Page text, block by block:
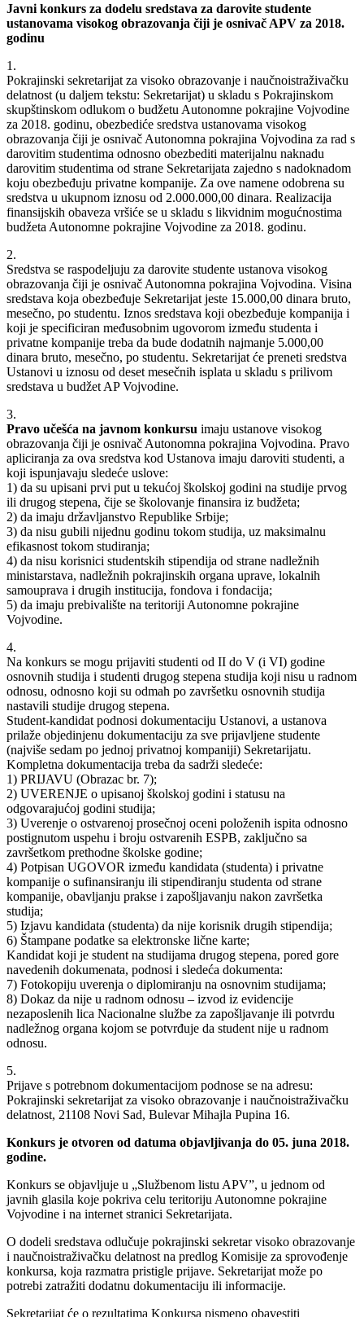
Javni konkurs za dodelu sredstava za darovite studente
ustanovama visokog obrazovanja čiji je osnivač APV za 2018.
godinu
1.
Pokrajinski sekretarijat za visoko obrazovanje i naučnoistraživačku
delatnost (u daljem tekstu: Sekretarijat) u skladu s Pokrajinskom
skupštinskom odlukom o budžetu Autonomne pokrajine Vojvodine
za 2018. godinu, obezbediće sredstva ustanovama visokog
obrazovanja čiji je osnivač Autonomna pokrajina Vojvodina za rad s
darovitim studentima odnosno obezbediti materijalnu naknadu
darovitim studentima od strane Sekretarijata zajedno s nadoknadom
koju obezbeđuju privatne kompanije. Za ove namene odobrena su
sredstva u ukupnom iznosu od 2.000.000,00 dinara. Realizacija
finansijskih obaveza vršiće se u skladu s likvidnim mogućnostima
budžeta Autonomne pokrajine Vojvodine za 2018. godinu.
2.
Sredstva se raspodeljuju za darovite studente ustanova visokog
obrazovanja čiji je osnivač Autonomna pokrajina Vojvodina. Visina
sredstava koja obezbeđuje Sekretarijat jeste 15.000,00 dinara bruto,
mesečno, po studentu. Iznos sredstava koji obezbeđuje kompanija i
koji je specificiran međusobnim ugovorom između studenta i
privatne kompanije treba da bude dodatnih najmanje 5.000,00
dinara bruto, mesečno, po studentu. Sekretarijat će preneti sredstva
Ustanovi u iznosu od deset mesečnih isplata u skladu s prilivom
sredstava u budžet AP Vojvodine.
3.
Pravo učešća na javnom konkursu imaju ustanove visokog
obrazovanja čiji je osnivač Autonomna pokrajina Vojvodina. Pravo
apliciranja za ova sredstva kod Ustanova imaju daroviti studenti, a
koji ispunjavaju sledeće uslove:
1) da su upisani prvi put u tekućoj školskoj godini na studije prvog
ili drugog stepena, čije se školovanje finansira iz budžeta;
2) da imaju državljanstvo Republike Srbije;
3) da nisu gubili nijednu godinu tokom studija, uz maksimalnu
efikasnost tokom studiranja;
4) da nisu korisnici studentskih stipendija od strane nadležnih
ministarstava, nadležnih pokrajinskih organa uprave, lokalnih
samouprava i drugih institucija, fondova i fondacija;
5) da imaju prebivalište na teritoriji Autonomne pokrajine
Vojvodine.
4.
Na konkurs se mogu prijaviti studenti od II do V (i VI) godine
osnovnih studija i studenti drugog stepena studija koji nisu u radnom
odnosu, odnosno koji su odmah po završetku osnovnih studija
nastavili studije drugog stepena.
Student-kandidat podnosi dokumentaciju Ustanovi, a ustanova
prilaže objedinjenu dokumentaciju za sve prijavljene studente
(najviše sedam po jednoj privatnoj kompaniji) Sekretarijatu.
Kompletna dokumentacija treba da sadrži sledeće:
1) PRIJAVU (Obrazac br. 7);
2) UVERENJE o upisanoj školskoj godini i statusu na
odgovarajućoj godini studija;
3) Uverenje o ostvarenoj prosečnoj oceni položenih ispita odnosno
postignutom uspehu i broju ostvarenih ESPB, zaključno sa
završetkom prethodne školske godine;
4) Potpisan UGOVOR između kandidata (studenta) i privatne
kompanije o sufinansiranju ili stipendiranju studenta od strane
kompanije, obavljanju prakse i zapošljavanju nakon završetka
studija;
5) Izjavu kandidata (studenta) da nije korisnik drugih stipendija;
6) Štampane podatke sa elektronske lične karte;
Kandidat koji je student na studijama drugog stepena, pored gore
navedenih dokumenata, podnosi i sledeća dokumenta:
7) Fotokopiju uverenja o diplomiranju na osnovnim studijama;
8) Dokaz da nije u radnom odnosu – izvod iz evidencije
nezaposlenih lica Nacionalne službe za zapošljavanje ili potvrdu
nadležnog organa kojom se potvrđuje da student nije u radnom
odnosu.
5.
Prijave s potrebnom dokumentacijom podnose se na adresu:
Pokrajinski sekretarijat za visoko obrazovanje i naučnoistraživačku
delatnost, 21108 Novi Sad, Bulevar Mihajla Pupina 16.
Konkurs je otvoren od datuma objavljivanja do 05. juna 2018.
godine.
Konkurs se objavljuje u „Službenom listu APV”, u jednom od
javnih glasila koje pokriva celu teritoriju Autonomne pokrajine
Vojvodine i na internet stranici Sekretarijata.
O dodeli sredstava odlučuje pokrajinski sekretar visoko obrazovanje
i naučnoistraživačku delatnost na predlog Komisije za sprovođenje
konkursa, koja razmatra pristigle prijave. Sekretarijat može po
potrebi zatražiti dodatnu dokumentaciju ili informacije.
Sekretarijat će o rezultatima Konkursa pismeno obavestiti